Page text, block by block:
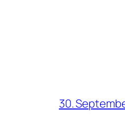
30.